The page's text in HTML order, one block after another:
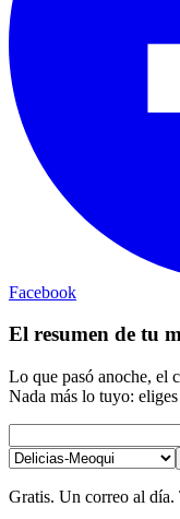
Facebook
El resumen de tu
Lo que pasó anoche, el
Nada más lo tuyo:
Gratis. Un correo al día.